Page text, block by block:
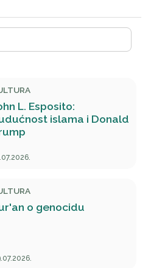
L. Esposito:
islama i Donald
o genocidu